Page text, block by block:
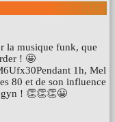
UN VOYAGE
la musique funk, que
! 🤩
1h, Mel
80 et de son influence
! 👏👏👏😀